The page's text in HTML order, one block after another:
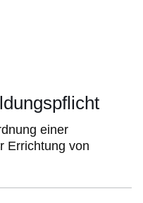
einer
Errichtung von